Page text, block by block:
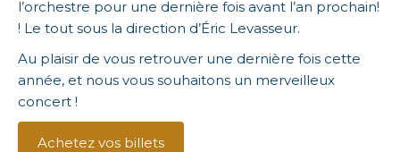
l’orchestre pour une dernière fois avant l’an prochain!
! Le tout sous la direction d’Éric Levasseur.
Au plaisir de vous retrouver une dernière fois cette
année, et nous vous souhaitons un merveilleux
concert !
Achetez vos billets